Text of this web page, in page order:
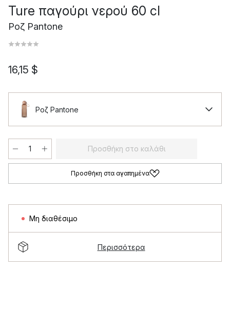
Ture παγούρι νερού 60 cl
Ροζ Pantone
16,15 $
Ροζ Pantone
Προσθήκη στο καλάθι
Προσθήκη στα αγαπημένα
Μη διαθέσιμο
Περισσότερα